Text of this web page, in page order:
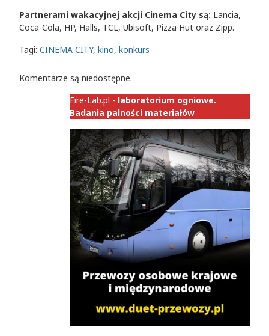
Partnerami wakacyjnej akcji Cinema City są: Lancia,
Coca-Cola, HP, Halls, TCL, Ubisoft, Pizza Hut oraz Zipp.
Tagi: CINEMA CITY, kino, konkurs
Komentarze są niedostępne.
Fire-Lab.pl - laboratorium ogniowe.
Badania palności materiałów